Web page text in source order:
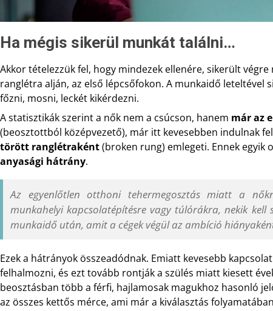
Ha mégis sikerül munkát találni…
Akkor tételezzük fel, hogy mindezek ellenére, sikerült
ranglétra alján, az első lépcsőfokon. A munkaidő leteltével
főzni, mosni, leckét kikérdezni.
A statisztikák szerint a nők nem a csúcson, hanem már az
(beosztottból középvezető), már itt kevesebben indulnak
törött ranglétraként(broken rung) emlegeti. Ennek egyik
anyasági hátrány.
Az egyenlőtlen otthoni tehermegosztás miatt a
munkahelyi kapcsolatépítésre vagy túlórákra, nekik
munkaidő után, amit a cégek végül az ambíció
Ezek a hátrányok összeadódnak. Emiatt kevesebb
felhalmozni, és ezt tovább rontják a szülés miatt kiesett
beosztásban több a férfi, hajlamosak magukhoz hasonló
az összes kettős mérce, ami már a kiválasztás